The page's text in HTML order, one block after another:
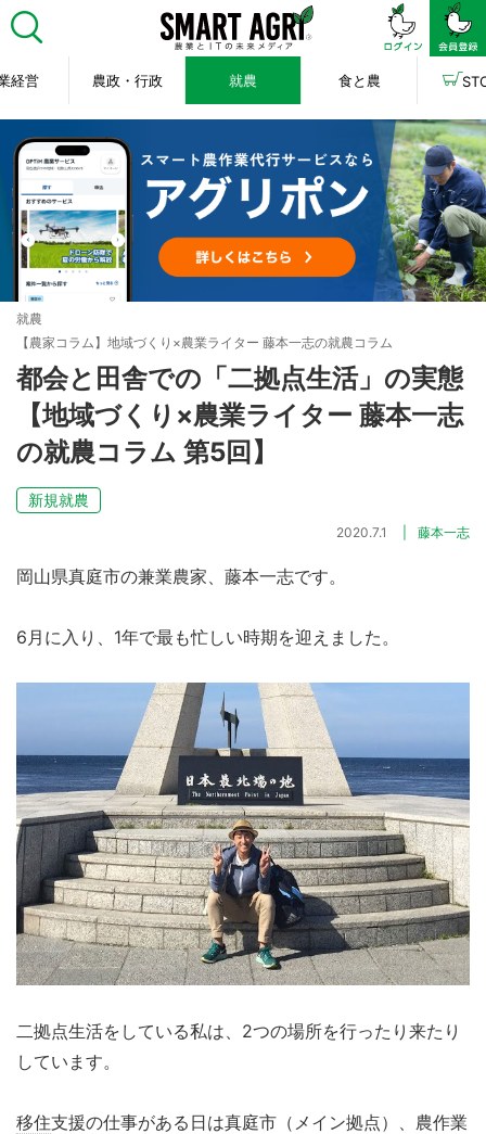
経営 農政・行政 就農 食と農
就農
【農家コラム】地域づくり×農業ライター 藤本一志の就農コラム
都会と田舎での「二拠点生活」の実態
【地域づくり×農業ライター 藤本一志
の就農コラム 第5回】
新規就農
2020.7.1 藤本一志
岡山県真庭市の兼業農家、藤本一志です。
6月に入り、1年で最も忙しい時期を迎えました。
二拠点生活をしている私は、2つの場所を行ったり来たり
しています。
移住支援の仕事がある日は真庭市（メイン拠点）、農作業